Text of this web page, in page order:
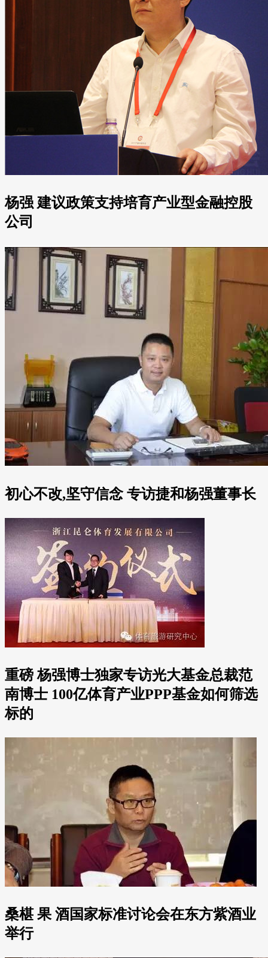
杨强 建议政策支持培育产业型金融控股
公司
初心不改,坚守信念 专访捷和杨强董事长
重磅 杨强博士独家专访光大基金总裁范
南博士 100亿体育产业PPP基金如何筛选
标的
桑椹 果 酒国家标准讨论会在东方紫酒业
举行